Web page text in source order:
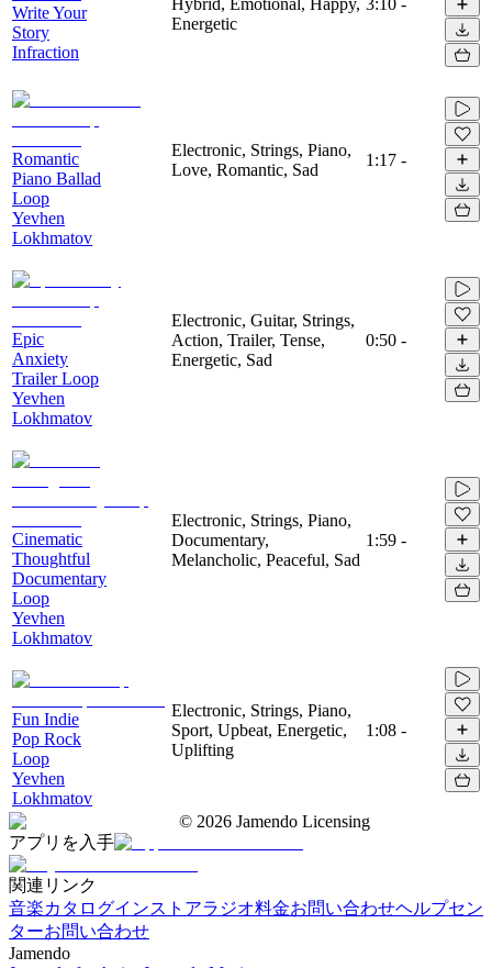
Write Your
Story
Infraction
Energetic
Romantic
Piano Ballad
Loop
Yevhen
Lokhmatov
Electronic, Strings, Piano,
Love, Romantic, Sad
1:17 -
Epic
Anxiety
Trailer Loop
Yevhen
Lokhmatov
Electronic, Guitar, Strings,
Action, Trailer, Tense,
Energetic, Sad
0:50 -
Cinematic
Thoughtful
Documentary
Loop
Yevhen
Lokhmatov
Electronic, Strings, Piano,
Documentary,
Melancholic, Peaceful, Sad
1:59 -
Fun Indie
Pop Rock
Loop
Yevhen
Lokhmatov
Electronic, Strings, Piano,
Sport, Upbeat, Energetic,
Uplifting
1:08 -
© 2026 Jamendo Licensing
アプリを入手
関連リンク
音楽カタログインストアラジオ料金お問い合わせヘルプセン
ターお問い合わせ
Jamendo